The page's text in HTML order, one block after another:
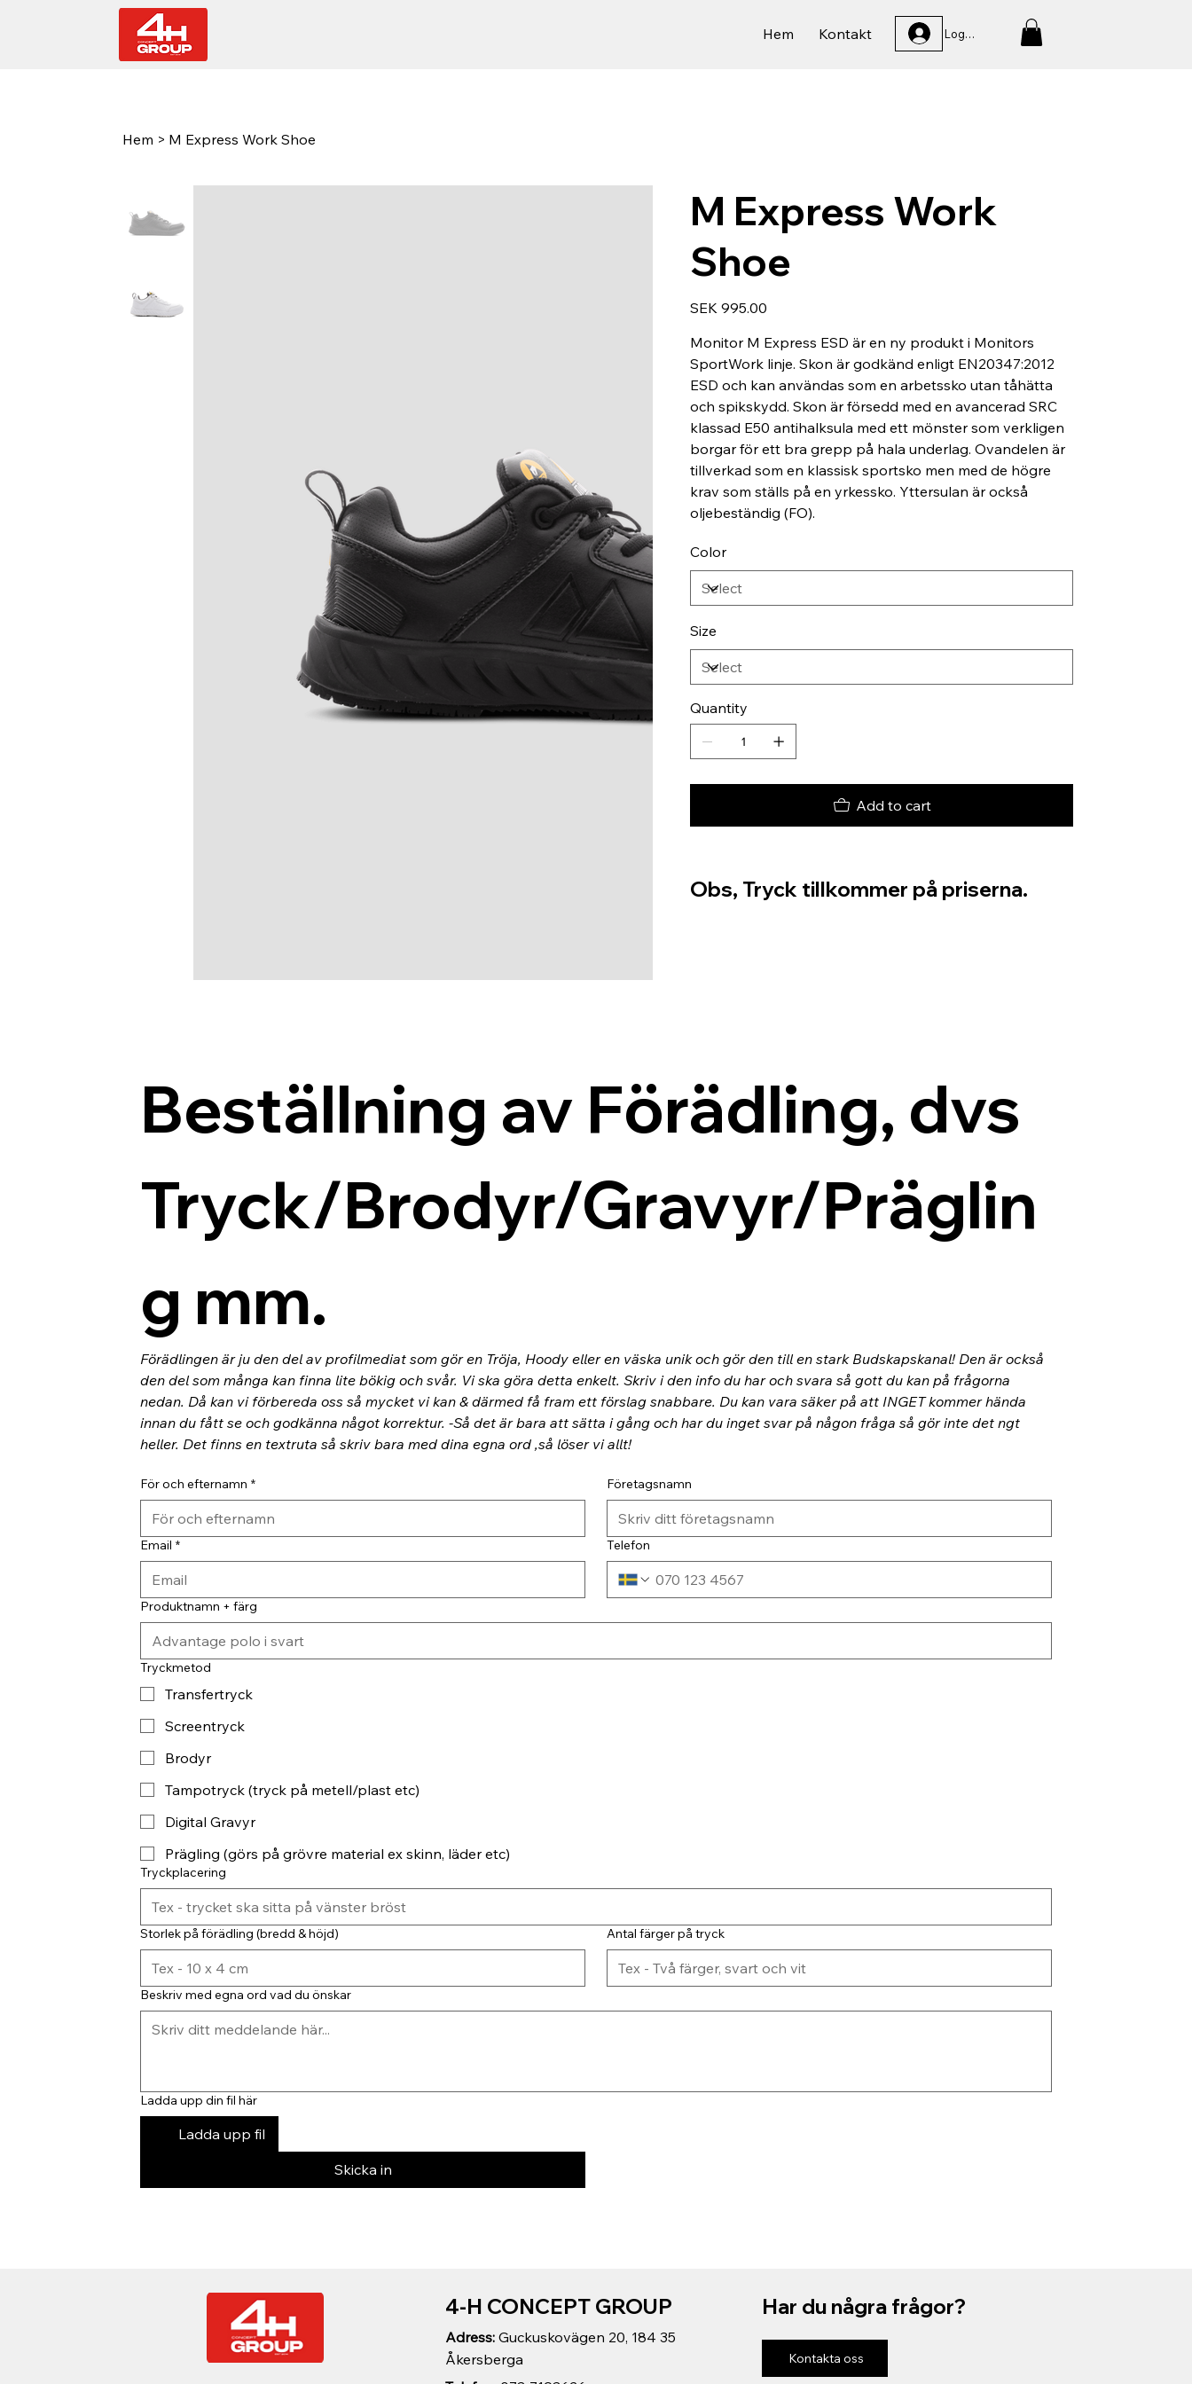
Hem Kontakt Logga In
Hem > M Express Work Shoe
M Express Work
Shoe
Price
SEK 995.00
Monitor M Express ESD är en ny produkt i Monitors
SportWork linje. Skon är godkänd enligt EN20347:2012
ESD och kan användas som en arbetssko utan tåhätta
och spikskydd. Skon är försedd med en avancerad SRC
klassad E50 antihalksula med ett mönster som verkligen
borgar för ett bra grepp på hala underlag. Ovandelen är
tillverkad som en klassisk sportsko men med de högre
krav som ställs på en yrkessko. Yttersulan är också
oljebeständig (FO).
Color
Size
Quantity
Add to cart
Obs, Tryck tillkommer på priserna.
Beställning av Förädling, dvs
Tryck/Brodyr/Gravyr/Präglin
g mm.
Förädlingen är ju den del av profilmediat som gör en Tröja, Hoody eller en väska unik och gör den till en stark Budskapskanal! Den är också
den del som många kan finna lite bökig och svår. Vi ska göra detta enkelt. Skriv i den info du har och svara så gott du kan på frågorna
nedan. Då kan vi förbereda oss så mycket vi kan & därmed få fram ett förslag snabbare. Du kan vara säker på att INGET kommer hända
innan du fått se och godkänna något korrektur. -Så det är bara att sätta i gång och har du inget svar på någon fråga så gör inte det ngt
heller. Det finns en textruta så skriv bara med dina egna ord ,så löser vi allt!
För och efternamn * Företagsnamn
Email * Telefon
Produktnamn + färg
Tryckmetod
Transfertryck
Screentryck
Brodyr
Tampotryck (tryck på metell/plast etc)
Digital Gravyr
Prägling (görs på grövre material ex skinn, läder etc)
Tryckplacering
Storlek på förädling (bredd & höjd) Antal färger på tryck
Beskriv med egna ord vad du önskar
Ladda upp din fil här
Ladda upp fil
Skicka in
Adress: Guckuskovägen 20, 184 35
Åkersberga
4-H CONCEPT GROUP Har du några frågor?
Kontakta oss